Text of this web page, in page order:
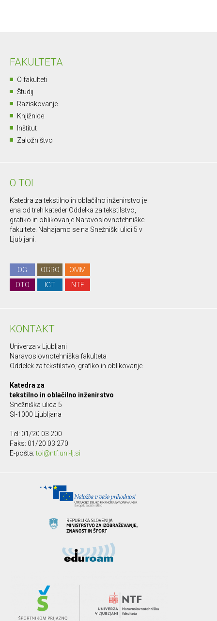
FAKULTETA
O fakulteti
Študij
Raziskovanje
Knjižnice
Inštitut
Založništvo
O TOI
Katedra za tekstilno in oblačilno inženirstvo je
ena od treh kateder Oddelka za tekstilstvo,
grafiko in oblikovanje Naravoslovnotehniške
fakultete. Nahajamo se na Snežniški ulici 5 v
Ljubljani.
OG OGRO
OMM
OTO
IGT NTF
KONTAKT
Univerza v Ljubljani
Naravoslovnotehniška fakulteta
Oddelek za tekstilstvo, grafiko in oblikovanje
Katedra za
tekstilno in oblačilno inženirstvo
Snežniška ulica 5
SI-1000 Ljubljana
Tel: 01/20 03 200
Faks: 01/20 03 270
E-pošta:toi@ntf.uni-lj.si